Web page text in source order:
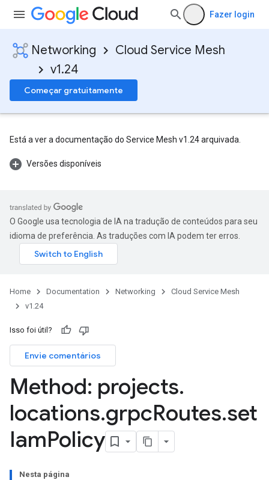
Fazer login
Networking
Cloud Service Mesh
v1.24
Começar gratuitamente
Está a ver a documentação do Service Mesh v1.24 arquivada.
Versões disponíveis
O Google usa tecnologia de IA na tradução de conteúdos para seu
idioma de preferência. As traduções com IA podem ter erros.
Home Documentation Networking
Cloud Service Mesh
v1.24
Isso foi útil?
Envie comentários
Method: projects.
locations.grpcRoutes.set
IamPolicy
Nesta página